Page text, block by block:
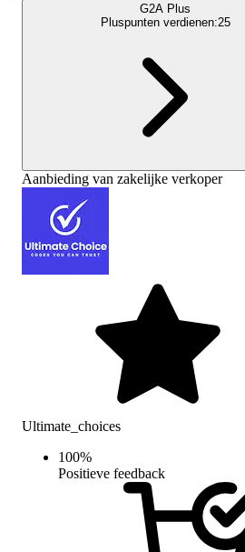
G2A Plus
Pluspunten verdienen:25
Aanbieding van zakelijke verkoper
Ultimate_choices
100%
Positieve feedback